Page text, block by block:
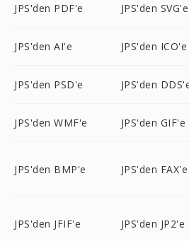
JPS'den PDF'e JPS'den SVG'e
JPS'den AI'e JPS'den ICO'e
JPS'den PSD'e JPS'den
JPS'den WMF'e JPS'den GIF'e
JPS'den BMP'e JPS'den FAX'e
JPS'den JFIF'e JPS'den JP2'e